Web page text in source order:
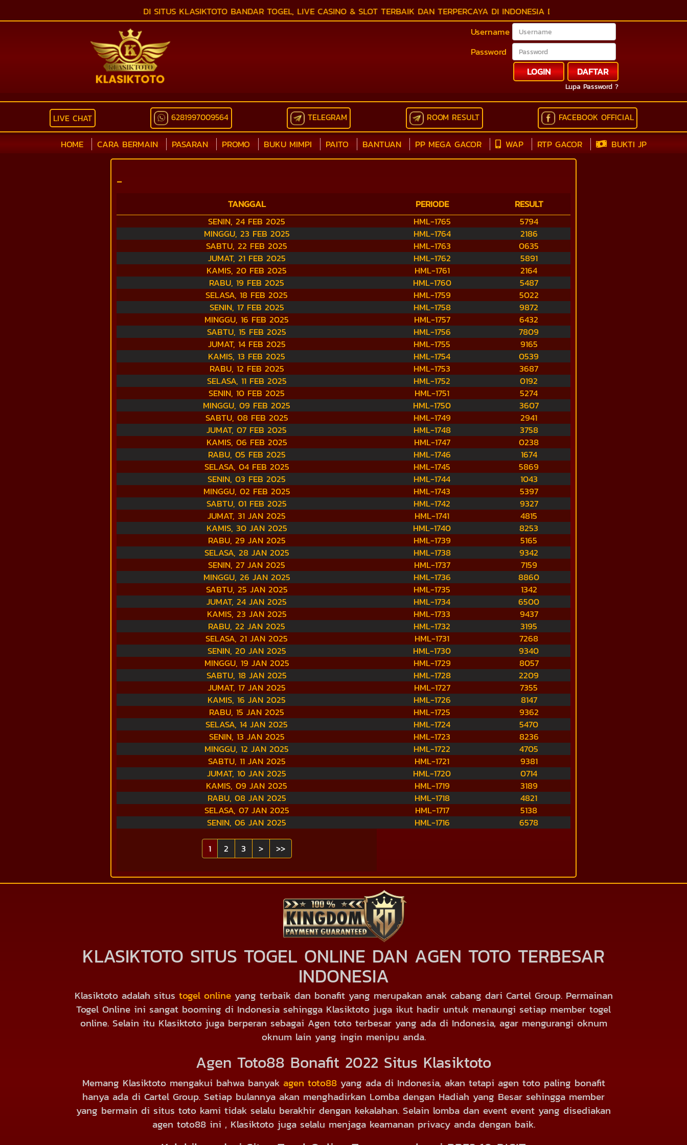
SELAMAT DATANG DI SITUS KLASIKTOTO BANDAR TOGEL, LIVE CASINO & SLOT TERBAIK DAN TERPERCAYA DI INDONESIA DENGAN BONUS - BONUS TANPA
Username
Password
LOGIN
DAFTAR
Lupa Password ?
LIVE CHAT 6281997009564 TELEGRAM ROOM RESULT FACEBOOK OFFICIAL
HOME CARA BERMAIN PASARAN PROMO BUKU MIMPI PAITO BANTUAN PP MEGA GACOR WAP RTP GACOR BUKTI JP
-
TANGGAL PERIODE
RESULT
SENIN, 24 FEB 2025
HML-1765
5794
MINGGU, 23 FEB 2025
HML-1764
2186
SABTU, 22 FEB 2025
HML-1763
0635
JUMAT, 21 FEB 2025
HML-1762
5891
KAMIS, 20 FEB 2025
HML-1761
2164
RABU, 19 FEB 2025
HML-1760
5487
SELASA, 18 FEB 2025
HML-1759
5022
SENIN, 17 FEB 2025
HML-1758
9872
MINGGU, 16 FEB 2025
HML-1757
6432
SABTU, 15 FEB 2025
HML-1756
7809
JUMAT, 14 FEB 2025
HML-1755
9165
KAMIS, 13 FEB 2025
HML-1754
0539
RABU, 12 FEB 2025
HML-1753
3687
SELASA, 11 FEB 2025
HML-1752
0192
SENIN, 10 FEB 2025
HML-1751
5274
MINGGU, 09 FEB 2025
HML-1750
3607
SABTU, 08 FEB 2025
HML-1749
2941
JUMAT, 07 FEB 2025
HML-1748
3758
KAMIS, 06 FEB 2025
HML-1747
0238
RABU, 05 FEB 2025
HML-1746
1674
SELASA, 04 FEB 2025
HML-1745
5869
SENIN, 03 FEB 2025
HML-1744
1043
MINGGU, 02 FEB 2025
HML-1743
5397
SABTU, 01 FEB 2025
HML-1742
9327
JUMAT, 31 JAN 2025
HML-1741
4815
KAMIS, 30 JAN 2025
HML-1740
8253
RABU, 29 JAN 2025
HML-1739
5165
SELASA, 28 JAN 2025
HML-1738
9342
SENIN, 27 JAN 2025
HML-1737
7159
MINGGU, 26 JAN 2025
HML-1736
8860
SABTU, 25 JAN 2025
HML-1735
1342
JUMAT, 24 JAN 2025
HML-1734
6500
KAMIS, 23 JAN 2025
HML-1733
9437
RABU, 22 JAN 2025
HML-1732
3195
SELASA, 21 JAN 2025
HML-1731
7268
SENIN, 20 JAN 2025
HML-1730
9340
MINGGU, 19 JAN 2025
HML-1729
8057
SABTU, 18 JAN 2025
HML-1728
2209
JUMAT, 17 JAN 2025
HML-1727
7355
KAMIS, 16 JAN 2025
HML-1726
8147
RABU, 15 JAN 2025
HML-1725
9362
SELASA, 14 JAN 2025
HML-1724
5470
SENIN, 13 JAN 2025
HML-1723
8236
MINGGU, 12 JAN 2025
HML-1722
4705
SABTU, 11 JAN 2025
HML-1721
9381
JUMAT, 10 JAN 2025
HML-1720
0714
KAMIS, 09 JAN 2025
HML-1719
3189
RABU, 08 JAN 2025
HML-1718
4821
SELASA, 07 JAN 2025
HML-1717
5138
SENIN, 06 JAN 2025
HML-1716
6578
1
2 3 > >>
KLASIKTOTO SITUS TOGEL ONLINE DAN AGEN TOTO TERBESAR
INDONESIA
Klasiktoto adalah situs togel onlineyang terbaik dan bonafit yang merupakan anak cabang dari Cartel Group. Permainan
Togel Online ini sangat booming di Indonesia sehingga Klasiktoto juga ikut hadir untuk menaungi setiap member togel
online. Selain itu Klasiktoto juga berperan sebagai Agen toto terbesar yang ada di Indonesia, agar mengurangi oknum
oknum lain yang ingin menipu anda.
Agen Toto88 Bonafit 2022 Situs Klasiktoto
Memang Klasiktoto mengakui bahwa banyak agen toto88yang ada di Indonesia, akan tetapi agen toto paling bonafit
hanya ada di Cartel Group. Setiap bulannya akan menghadirkan Lomba dengan Hadiah yang Besar sehingga member
yang bermain di situs toto kami tidak selalu berakhir dengan kekalahan. Selain lomba dan event event yang disediakan
agen toto88 ini , Klasiktoto juga selalu menjaga keamanan privacy anda dengan baik.